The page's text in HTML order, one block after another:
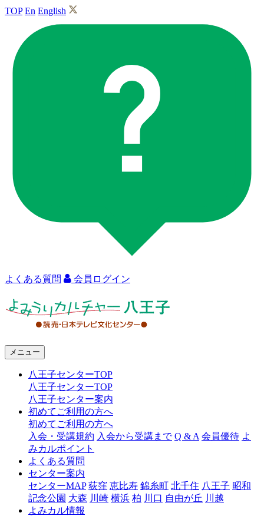
TOP En English
よくある質問 会員ログイン
ャ
王
メニュー
八王子センターTOP
八王子センターTOP
八王子センター案内
初めてご利用の方へ
初めてご利用の方へ
入会・受講規約 入会から受講まで Q & A 会員優待 よ
みカルポイント
よくある質問
センター案内
センターMAP 荻窪 恵比寿 錦糸町 北千住 八王子 昭和
記念公園 大森 川崎 横浜 柏 川口 自由が丘 川越
よみカル情報